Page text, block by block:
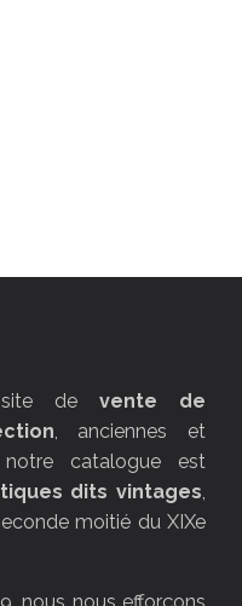
devente de
, anciennes et
notre catalogue est
dits vintages,
moitié du XIXe